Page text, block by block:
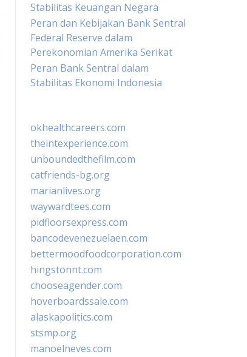
Stabilitas Keuangan Negara
Peran dan Kebijakan Bank Sentral
Federal Reserve dalam
Perekonomian Amerika Serikat
Peran Bank Sentral dalam
Stabilitas Ekonomi Indonesia
okhealthcareers.com
theintexperience.com
unboundedthefilm.com
catfriends-bg.org
marianlives.org
waywardtees.com
pidfloorsexpress.com
bancodevenezuelaen.com
bettermoodfoodcorporation.com
hingstonnt.com
chooseagender.com
hoverboardssale.com
alaskapolitics.com
stsmp.org
manoelneves.com